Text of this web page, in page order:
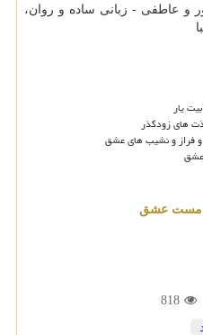
و عاطفی - زبانی ساده و روان،
یار
های زودگذر
فراز و نشیب های عشق
مست عشق
818